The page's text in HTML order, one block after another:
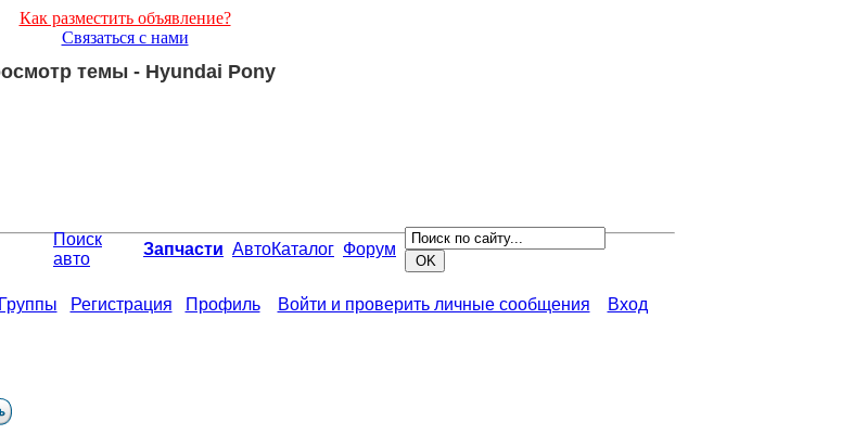
Как разместить объявление?
Связаться с нами
темы - Hyundai Pony
Поиск
авто
Запчасти АвтоКаталог Форум
Группы Регистрация Профиль Войти и проверить личные сообщения Вход